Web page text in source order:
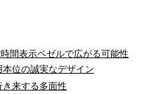
間表示ベゼルで広がる可能性
位の誠実なデザイン
来する多面性